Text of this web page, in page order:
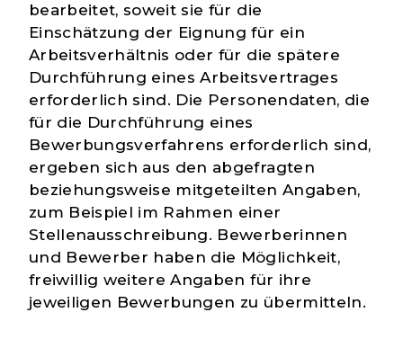
bearbeitet, soweit sie für die
Einschätzung der Eignung für ein
Arbeitsverhältnis oder für die spätere
Durchführung eines Arbeitsvertrages
erforderlich sind. Die Personendaten, die
für die Durchführung eines
Bewerbungsverfahrens erforderlich sind,
ergeben sich aus den abgefragten
beziehungsweise mitgeteilten Angaben,
zum Beispiel im Rahmen einer
Stellenausschreibung. Bewerberinnen
und Bewerber haben die Möglichkeit,
freiwillig weitere Angaben für ihre
jeweiligen Bewerbungen zu übermitteln.